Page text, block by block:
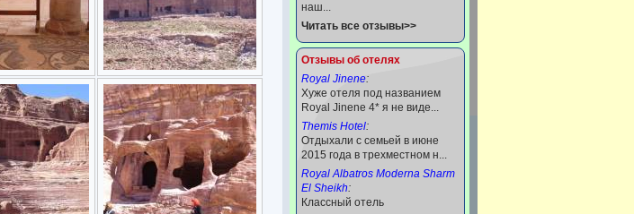
наш...
Читать все отзывы>>
Отзывы об отелях
Royal Jinene:
Хуже отеля под названием
Royal Jinene 4* я не виде...
Themis Hotel:
Отдыхали с семьей в июне
2015 года в трехместном н...
Royal Albatros Moderna Sharm
El Sheikh:
Классный отель